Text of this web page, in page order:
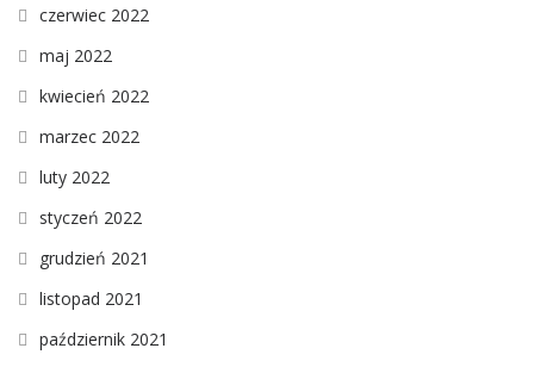
czerwiec 2022
maj 2022
kwiecień 2022
marzec 2022
luty 2022
styczeń 2022
grudzień 2021
listopad 2021
październik 2021